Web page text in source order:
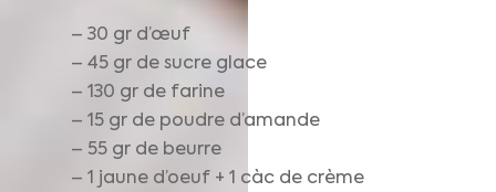
– 30 gr d’œuf
– 45 gr de sucre glace
– 130 gr de farine
– 15 gr de poudre d’amande
– 55 gr de beurre
– 1 jaune d’oeuf + 1 càc de crème